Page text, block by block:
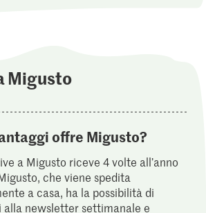
Migusto
offre Migusto?
a Migusto riceve 4 volte all’anno
che viene spedita
a casa, ha la possibilità di
alla newsletter settimanale e